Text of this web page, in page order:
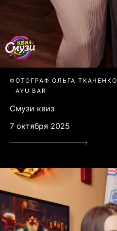
ФОТОГРАФ ОЛЬГА ТКАЧЕНКО
AYU BAR
Смузи квиз
7 октября 2025